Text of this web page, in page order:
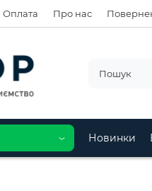
Оплата Про нас
Новинки